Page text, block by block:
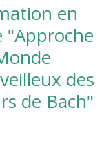
en
"Approche
des
de Bach"